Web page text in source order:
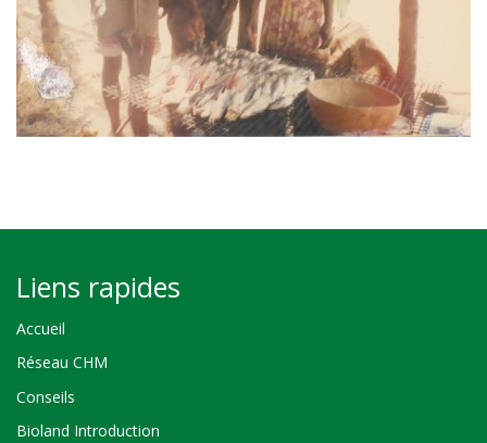
Liens rapides
Accueil
Réseau CHM
Conseils
Bioland Introduction